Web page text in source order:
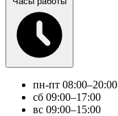
пн-пт 08:00–20:00
сб 09:00–17:00
вс 09:00–15:00